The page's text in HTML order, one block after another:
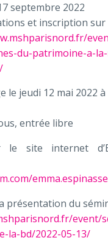
septembre 2022
et inscription sur
du-patrimoine-a-la-
le jeudi 12 mai 2022
entrée libre
le site internet
présentation du
event/
la-bd/2022-05-13/